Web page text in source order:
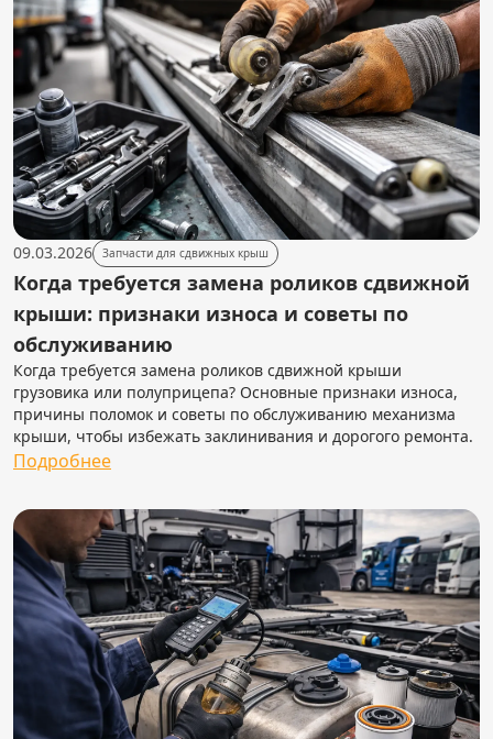
09.03.2026 Запчасти для сдвижных крыш
Когда требуется замена роликов сдвижной
крыши: признаки износа и советы по
обслуживанию
Когда требуется замена роликов сдвижной крыши
грузовика или полуприцепа? Основные признаки износа,
причины поломок и советы по обслуживанию механизма
крыши, чтобы избежать заклинивания и дорогого ремонта.
Подробнее